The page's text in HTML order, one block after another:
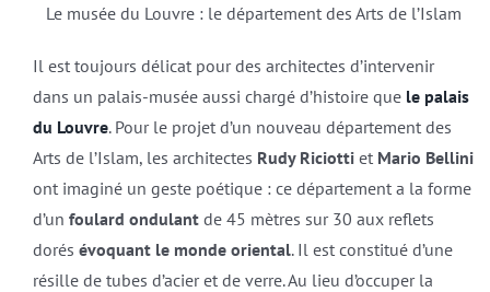
Le musée du Louvre : le département des Arts de l’Islam
Il est toujours délicat pour des architectes d’intervenir
dans un palais-musée aussi chargé d’histoire que le palais
du Louvre. Pour le projet d’un nouveau département des
Arts de l’Islam, les architectes Rudy Riciottiet Mario Bellini
ont imaginé un geste poétique : ce département a la forme
d’un foulard ondulantde 45 mètres sur 30 aux reflets
dorés évoquant le monde oriental. Il est constitué d’une
résille de tubes d’acier et de verre. Au lieu d’occuper la